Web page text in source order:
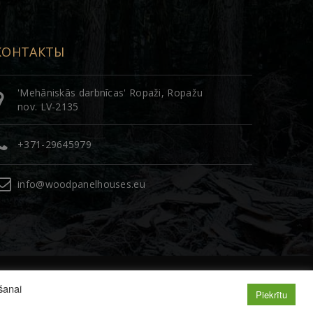
'Mehāniskās darbnīcas' Ropaži, Ropažu
nov. LV-2135
+371-29645979
info@woodpanelhouses.eu
Piekrītu